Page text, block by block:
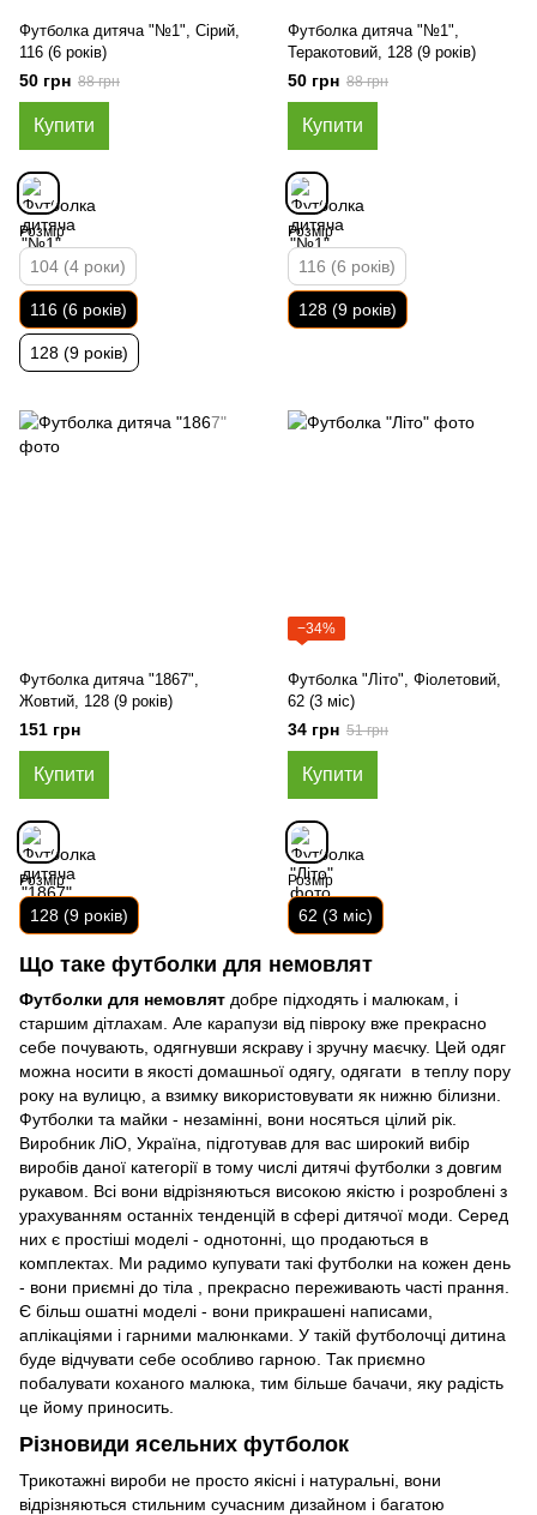
Футболка дитяча "№1", Сірий,
116 (6 років)
50 грн 88 грн
Купити
Розмір
104 (4 роки)
116 (6 років)
128 (9 років)
Футболка дитяча "№1",
Теракотовий, 128 (9 років)
50 грн 88 грн
Купити
Розмір
116 (6 років)
128 (9 років)
Футболка дитяча "1867",
Жовтий, 128 (9 років)
151 грн
Купити
Розмір
128 (9 років)
−34%
Футболка "Літо", Фіолетовий,
62 (3 міс)
34 грн 51 грн
Купити
Розмір
62 (3 міс)
Що таке футболки для немовлят
Футболки для немовлят добре підходять і малюкам, і
старшим дітлахам. Але карапузи від півроку вже прекрасно
себе почувають, одягнувши яскраву і зручну маєчку. Цей одяг
можна носити в якості домашньої одягу, одягати в теплу пору
року на вулицю, а взимку використовувати як нижню білизни.
Футболки та майки - незамінні, вони носяться цілий рік.
Виробник ЛіО, Україна, підготував для вас широкий вибір
виробів даної категорії в тому числі дитячі футболки з довгим
рукавом. Всі вони відрізняються високою якістю і розроблені з
урахуванням останніх тенденцій в сфері дитячої моди. Серед
них є простіші моделі - однотонні, що продаються в
комплектах. Ми радимо купувати такі футболки на кожен день
- вони приємні до тіла , прекрасно переживають часті прання.
Є більш ошатні моделі - вони прикрашені написами,
аплікаціями і гарними малюнками. У такій футболочці дитина
буде відчувати себе особливо гарною. Так приємно
побалувати коханого малюка, тим більше бачачи, яку радість
це йому приносить.
Різновиди ясельних футболок
Трикотажні вироби не просто якісні і натуральні, вони
відрізняються стильним сучасним дизайном і багатою